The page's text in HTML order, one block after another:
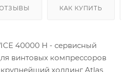
КАК КУПИТЬ
40000 H - сервисный
винтовых компрессоров
холдинг Atlas